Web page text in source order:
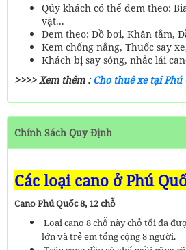
Qúy khách có thể đem theo:
vặt...
Đem theo: Đồ bơi, Khăn tắm,
Kem chống nắng, Thuốc say
Khách bị say sóng, nhắc lái
>>>> Xem thêm : Cho thuê xe tại Phú
Chính Sách Quy Định
Các loại cano ở Phú
Cano Phú Quốc 8, 12 chỗ
Loại cano 8 chỗ này chở tối đa
lớn và trẻ em tổng cộng 8 người.